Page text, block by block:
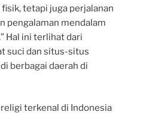
tetapi juga perjalanan
pengalaman mendalam
Hal ini terlihat dari
suci dan situs-situs
berbagai daerah di
terkenal di Indonesia